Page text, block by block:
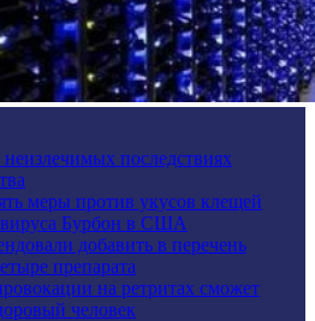
последствиях
меры против укусов клещей
Бурбон в США
добавить в перечень
препарата
на ретритах сможет
человек